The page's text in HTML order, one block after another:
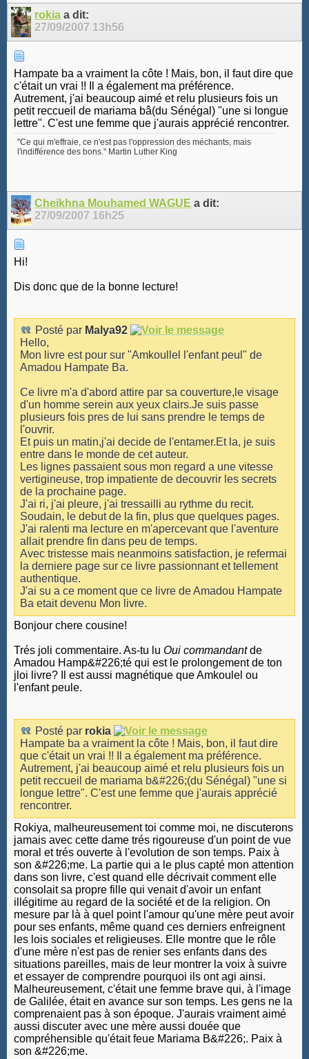
rokia a dit:
27/09/2007 13h56
Hampate ba a vraiment la côte ! Mais, bon, il faut dire que
c'était un vrai !! Il a également ma préférence.
Autrement, j'ai beaucoup aimé et relu plusieurs fois un
petit reccueil de mariama bâ(du Sénégal) "une si longue
lettre". C'est une femme que j'aurais apprécié rencontrer.
"Ce qui m'effraie, ce n'est pas l'oppression des méchants, mais
l'indifférence des bons." Martin Luther King
Cheikhna Mouhamed WAGUE a dit:
27/09/2007 16h25
Hi!
Dis donc que de la bonne lecture!
Posté par Malya92
Hello,
Mon livre est pour sur "Amkoullel l'enfant peul" de
Amadou Hampate Ba.
Ce livre m'a d'abord attire par sa couverture,le visage
d'un homme serein aux yeux clairs.Je suis passe
plusieurs fois pres de lui sans prendre le temps de
l'ouvrir.
Et puis un matin,j'ai decide de l'entamer.Et la, je suis
entre dans le monde de cet auteur.
Les lignes passaient sous mon regard a une vitesse
vertigineuse, trop impatiente de decouvrir les secrets
de la prochaine page.
J'ai ri, j'ai pleure, j'ai tressailli au rythme du recit.
Soudain, le debut de la fin, plus que quelques pages.
J'ai ralenti ma lecture en m'apercevant que l'aventure
allait prendre fin dans peu de temps.
Avec tristesse mais neanmoins satisfaction, je refermai
la derniere page sur ce livre passionnant et tellement
authentique.
J'ai su a ce moment que ce livre de Amadou Hampate
Ba etait devenu Mon livre.
Bonjour chere cousine!
Trés joli commentaire. As-tu lu Oui commandantde
Amadou Hamp&#226;té qui est le prolongement de ton
jloi livre? Il est aussi magnétique que Amkoulel ou
l'enfant peule.
Posté par rokia
Hampate ba a vraiment la côte ! Mais, bon, il faut dire
que c'était un vrai !! Il a également ma préférence.
Autrement, j'ai beaucoup aimé et relu plusieurs fois un
petit reccueil de mariama b&#226;(du Sénégal) "une si
longue lettre". C'est une femme que j'aurais apprécié
rencontrer.
Rokiya, malheureusement toi comme moi, ne discuterons
jamais avec cette dame trés rigoureuse d'un point de vue
moral et trés ouverte à l'evolution de son temps. Paix à
son &#226;me. La partie qui a le plus capté mon attention
dans son livre, c'est quand elle décrivait comment elle
consolait sa propre fille qui venait d'avoir un enfant
illégitime au regard de la société et de la religion. On
mesure par là à quel point l'amour qu'une mère peut avoir
pour ses enfants, même quand ces derniers enfreignent
les lois sociales et religieuses. Elle montre que le rôle
d'une mère n'est pas de renier ses enfants dans des
situations pareilles, mais de leur montrer la voix à suivre
et essayer de comprendre pourquoi ils ont agi ainsi.
Malheureusement, c'était une femme brave qui, à l'image
de Galilée, était en avance sur son temps. Les gens ne la
comprenaient pas à son époque. J'aurais vraiment aimé
aussi discuter avec une mère aussi douée que
compréhensible qu'était feue Mariama B&#226;. Paix à
son &#226;me.